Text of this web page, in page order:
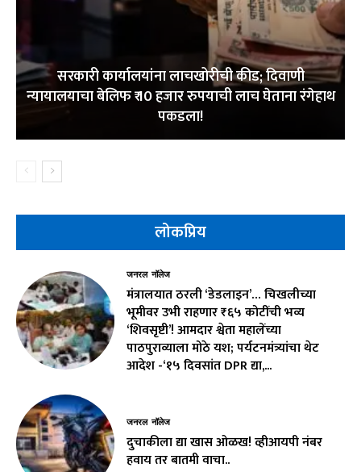
सरकारी कार्यालयांना लाचखोरीची कीड; दिवाणी
न्यायालयाचा बेलिफ ₹ 10 हजार रुपयाची लाच घेताना रंगेहाथ
पकडला!
लोकप्रिय
जनरल नॉलेज
मंत्रालयात ठरली ‘डेडलाइन’… चिखलीच्या
भूमीवर उभी राहणार ₹६५ कोटींची भव्य
‘शिवसृष्टी’! आमदार श्वेता महालेंच्या
पाठपुराव्याला मोठे यश; पर्यटनमंत्र्यांचा थेट
आदेश -‘१५ दिवसांत DPR द्या,...
जनरल नॉलेज
दुचाकीला द्या खास ओळख! व्हीआयपी नंबर
हवाय तर बातमी वाचा..